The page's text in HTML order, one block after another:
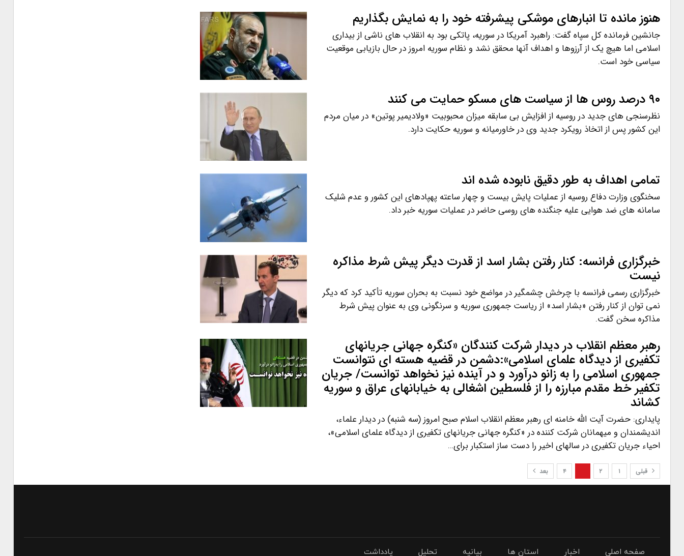
هنوز مانده تا انبارهای موشکی پیشرفته خود را به نمایش بگذاریم
جانشین فرمانده کل سپاه گفت: راهبرد آمریکا در سوریه، پاتکی بود به انقلاب های ناشی از بیداری
اسلامی اما هیچ یک از آرزوها و اهداف آنها محقق نشد و نظام سوریه امروز در حال بازیابی موقعیت
سیاسی خود است.
۹۰ درصد روس ها از سیاست های مسکو حمایت می کنند
نظرسنجی های جدید در روسیه از افزایش بی سابقه میزان محبوبیت «ولادیمیر پوتین» در میان مردم
این کشور پس از اتخاذ رویکرد جدید وی در خاورمیانه و سوریه حکایت دارد.
تمامی اهداف به طور دقیق نابوده شده اند
سخنگوی وزارت دفاع روسیه از عملیات پایش بیست و چهار ساعته پهپادهای این کشور و عدم شلیک
سامانه های ضد هوایی علیه جنگنده های روسی حاضر در عملیات سوریه خبر داد.
خبرگزاری فرانسه: کنار رفتن بشار اسد از قدرت دیگر پیش شرط مذاکره
نیست
خبرگزاری رسمی فرانسه با چرخش چشمگیر در مواضع خود نسبت به بحران سوریه تأکید کرد که دیگر
نمی توان از کنار رفتن «بشار اسد» از ریاست جمهوری سوریه و سرنگونی وی به عنوان پیش شرط
مذاکره سخن گفت.
رهبر معظم انقلاب در دیدار شرکت کنندگان «کنگره جهانی جریانهای
تکفیری از دیدگاه علمای اسلامی»:دشمن در قضیه هسته ای نتوانست
جمهوری اسلامی را به زانو درآورد و در آینده نیز نخواهد توانست/ جریان
تکفیر خط مقدم مبارزه را از فلسطین اشغالی به خیابانهای عراق و سوریه
کشاند
پایداری: حضرت آیت الله خامنه ای رهبر معظم انقلاب اسلام صبح امروز (سه شنبه) در دیدار علماء،
اندیشمندان و میهمانان شرکت کننده در «کنگره جهانی جریانهای تکفیری از دیدگاه علمای اسلامی»،
احیاء جریان تکفیری در سالهای اخیر را دست ساز استکبار برای…
قبلی ۱ ۲ ۴ بعد
صفحه اصلی اخبار استان ها بیانیه تحلیل یادداشت